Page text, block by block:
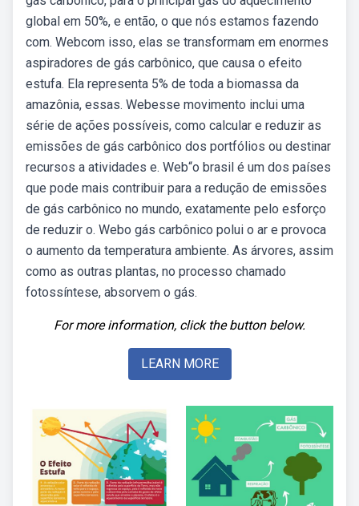
global em 50%, e então, o que nós estamos fazendo
com. Webcom isso, elas se transformam em enormes
aspiradores de gás carbônico, que causa o efeito
estufa. Ela representa 5% de toda a biomassa da
amazônia, essas. Webesse movimento inclui uma
série de ações possíveis, como calcular e reduzir as
emissões de gás carbônico dos portfólios ou destinar
recursos a atividades e. Web“o brasil é um dos países
que pode mais contribuir para a redução de emissões
de gás carbônico no mundo, exatamente pelo esforço
de reduzir o. Webo gás carbônico polui o ar e provoca
o aumento da temperatura ambiente. As árvores, assim
como as outras plantas, no processo chamado
fotossíntese, absorvem o gás.
For more information, click the button below.
LEARN MORE